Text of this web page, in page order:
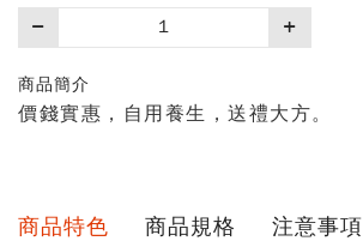
買
數
量
商品簡介
價錢實惠，自用養生，送禮大方。
商品特色 商品規格 注意事項